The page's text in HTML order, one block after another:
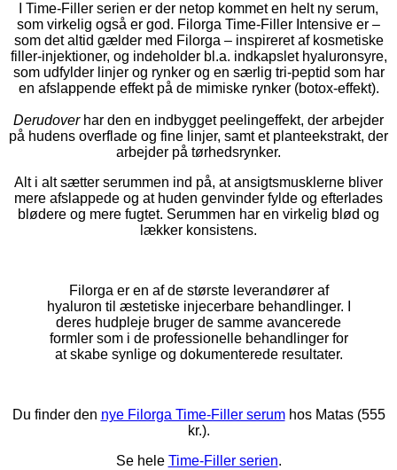
I Time-Filler serien er der netop kommet en helt ny serum,
som virkelig også er god. Filorga Time-Filler Intensive er –
som det altid gælder med Filorga – inspireret af kosmetiske
filler-injektioner, og indeholder bl.a. indkapslet hyaluronsyre,
som udfylder linjer og rynker og en særlig tri-peptid som har
en afslappende effekt på de mimiske rynker (botox-effekt).
Derudoverhar den en indbygget peelingeffekt, der arbejder
på hudens overflade og fine linjer, samt et planteekstrakt, der
arbejder på tørhedsrynker.
Alt i alt sætter serummen ind på, at ansigtsmusklerne bliver
mere afslappede og at huden genvinder fylde og efterlades
blødere og mere fugtet. Serummen har en virkelig blød og
lækker konsistens.
Filorga er en af de største leverandører af
hyaluron til æstetiske injecerbare behandlinger. I
deres hudpleje bruger de samme avancerede
formler som i de professionelle behandlinger for
at skabe synlige og dokumenterede resultater.
Du finder den nye Filorga Time-Filler serumhos Matas (555
kr.).
Se hele Time-Filler serien.